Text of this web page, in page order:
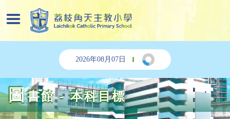
2026年08月07日
圖書館 - 本科目標